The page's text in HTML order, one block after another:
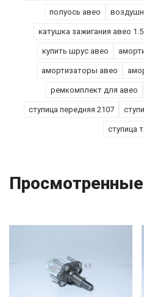
полуось авео
катушка зажигания авео 1.5
купить шрус авео
амортизаторы авео
ремкомплект для авео
ступица передняя 2107
ступица